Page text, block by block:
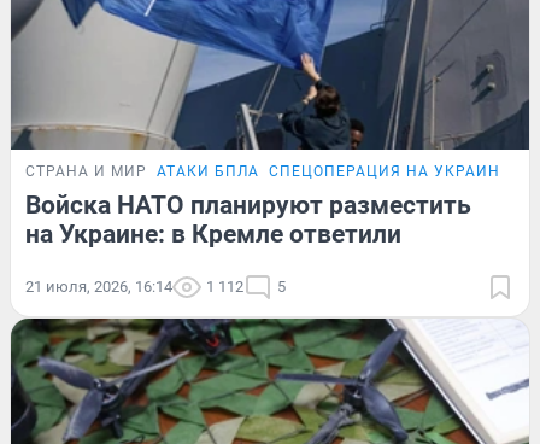
СТРАНА И МИР АТАКИ БПЛА СПЕЦОПЕРАЦИЯ НА УКРАИНЕ
Войска НАТО планируют разместить
на Украине: в Кремле ответили
21 июля, 2026, 16:14 1 112 5